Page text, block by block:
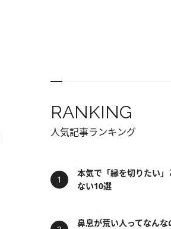
RANKING
人気記事ランキング
本気で「縁を切りたい
ない10選
鼻息が荒い人ってなん